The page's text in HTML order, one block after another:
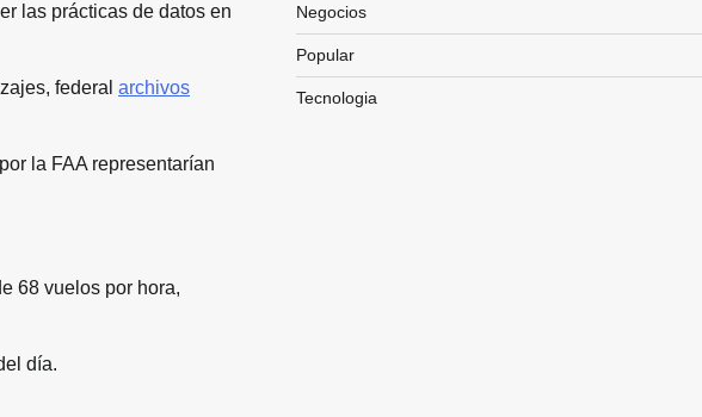
las prácticas de datos en
federal archivos
la FAA representarían
68 vuelos por hora,
día.
Negocios
Popular
Tecnologia